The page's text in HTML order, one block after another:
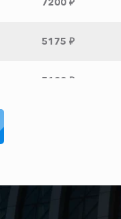
5175 ₽
5100 ₽